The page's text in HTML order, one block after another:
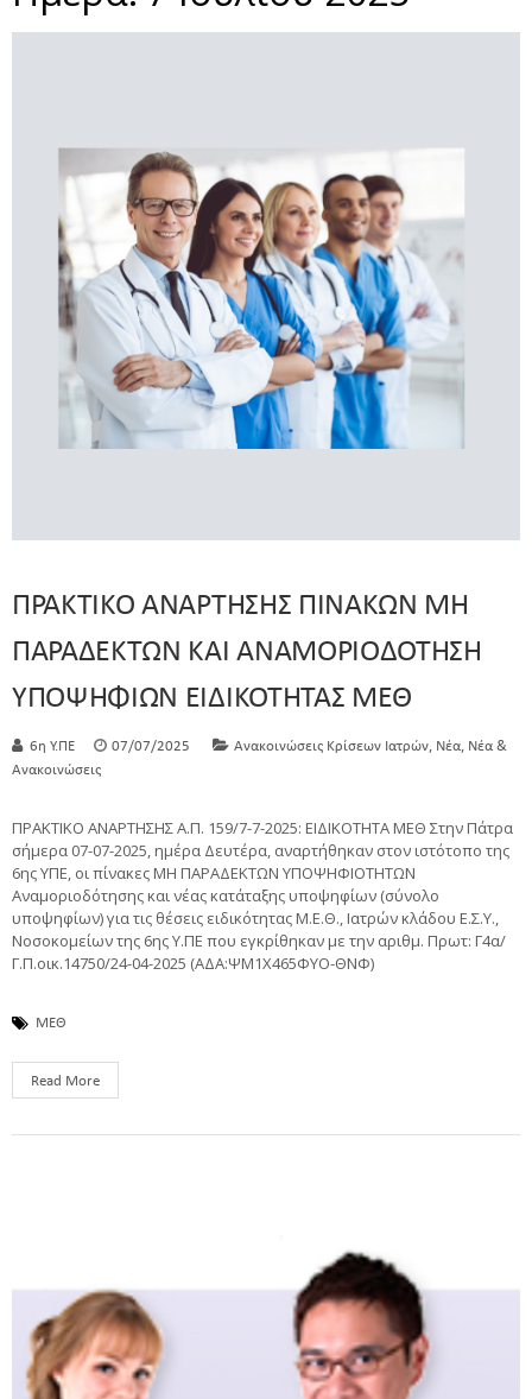
ΠΡΑΚΤΙΚΟ ΑΝΑΡΤΗΣΗΣ ΠΙΝΑΚΩΝ ΜΗ
ΠΑΡΑΔΕΚΤΩΝ ΚΑΙ ΑΝΑΜΟΡΙΟΔΟΤΗΣΗ
ΥΠΟΨΗΦΙΩΝ ΕΙΔΙΚΟΤΗΤΑΣ ΜΕΘ
6η Υ.ΠΕ 07/07/2025 Ανακοινώσεις Κρίσεων Ιατρών Νέα Νέα &
Ανακοινώσεις
ΠΡΑΚΤΙΚΟ ΑΝΑΡΤΗΣΗΣ Α.Π. 159/7-7-2025: ΕΙΔΙΚΟΤΗΤΑ ΜΕΘ Στην Πάτρα
σήμερα 07-07-2025, ημέρα Δευτέρα, αναρτήθηκαν στον ιστότοπο της
6ης ΥΠΕ, οι πίνακες ΜΗ ΠΑΡΑΔΕΚΤΩΝ ΥΠΟΨΗΦΙΟΤΗΤΩΝ
Αναμοριοδότησης και νέας κατάταξης υποψηφίων (σύνολο
υποψηφίων) για τις θέσεις ειδικότητας Μ.Ε.Θ., Ιατρών κλάδου Ε.Σ.Υ.,
Νοσοκομείων της 6ης Υ.ΠΕ που εγκρίθηκαν με την αριθμ. Πρωτ: Γ4α/
Γ.Π.οικ.14750/24-04-2025 (ΑΔΑ:ΨΜ1Χ465ΦΥΟ-ΘΝΦ)
ΜΕΘ
Read More